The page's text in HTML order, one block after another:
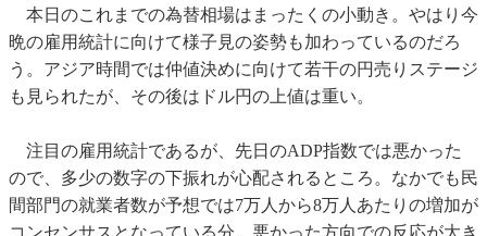
本日のこれまでの為替相場はまったくの小動き。やはり今
晩の雇用統計に向けて様子見の姿勢も加わっているのだろ
う。アジア時間では仲値決めに向けて若干の円売りステージ
も見られたが、その後はドル円の上値は重い。
注目の雇用統計であるが、先日のADP指数では悪かった
ので、多少の数字の下振れが心配されるところ。なかでも民
間部門の就業者数が予想では7万人から8万人あたりの増加が
コンセンサスとなっている分、悪かった方向での反応が大き